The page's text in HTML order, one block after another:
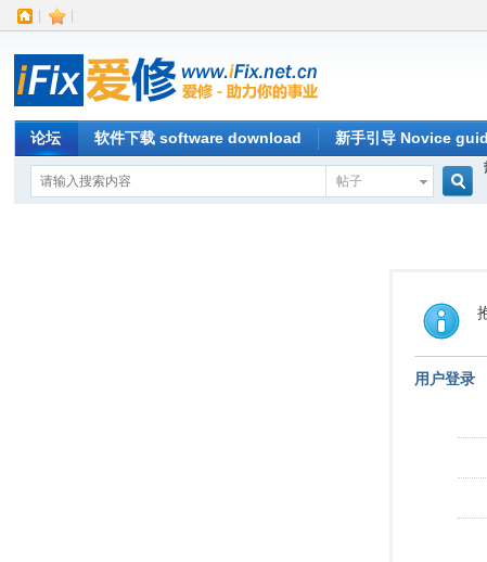
论坛 软件下载 software download 新手引导 Novice
帖子
索
用户登录